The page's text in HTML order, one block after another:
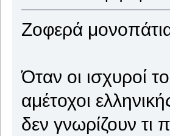
Ζοφερά
Όταν οι ισχυροί
αμέτοχοι
δεν γνωρίζουν τι